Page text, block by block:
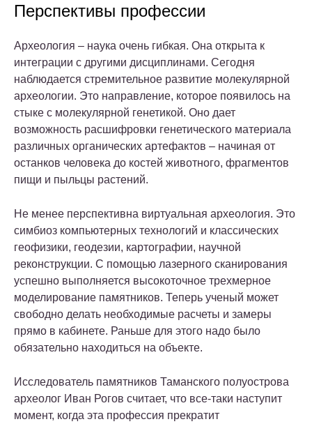
Перспективы профессии
Археология – наука очень гибкая. Она открыта к
интеграции с другими дисциплинами. Сегодня
наблюдается стремительное развитие молекулярной
археологии. Это направление, которое появилось на
стыке с молекулярной генетикой. Оно дает
возможность расшифровки генетического материала
различных органических артефактов – начиная от
останков человека до костей животного, фрагментов
пищи и пыльцы растений.
Не менее перспективна виртуальная археология. Это
симбиоз компьютерных технологий и классических
геофизики, геодезии, картографии, научной
реконструкции. С помощью лазерного сканирования
успешно выполняется высокоточное трехмерное
моделирование памятников. Теперь ученый может
свободно делать необходимые расчеты и замеры
прямо в кабинете. Раньше для этого надо было
обязательно находиться на объекте.
Исследователь памятников Таманского полуострова
археолог Иван Рогов считает, что все-таки наступит
момент, когда эта профессия прекратит